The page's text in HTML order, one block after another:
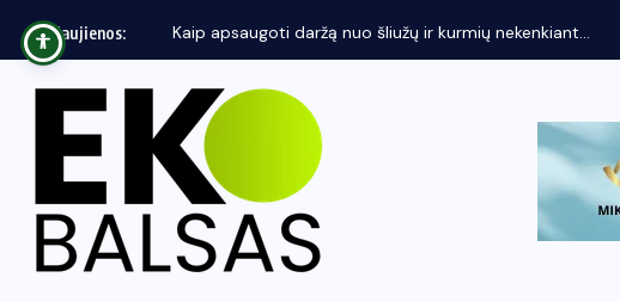
Naujienos: Kaip apsaugoti daržą nuo šliužų ir kurmių nekenkiant...